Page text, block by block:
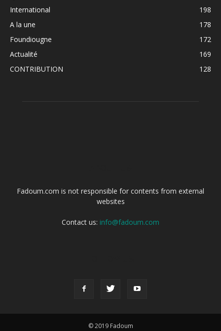
International
198
A la une
178
Foundiougne
172
Actualité
169
CONTRIBUTION
128
Fadoum.com is not responsible for contents from external
websites
Contact us: info@fadoum.com
© 2019 Fadoum